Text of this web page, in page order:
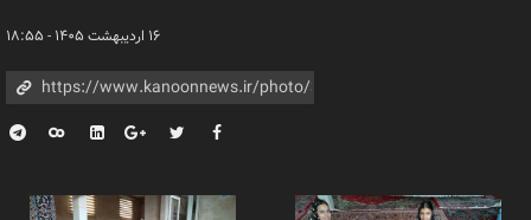
۱۶ اردیبهشت ۱۴۰۵ - ۱۸:۵۵